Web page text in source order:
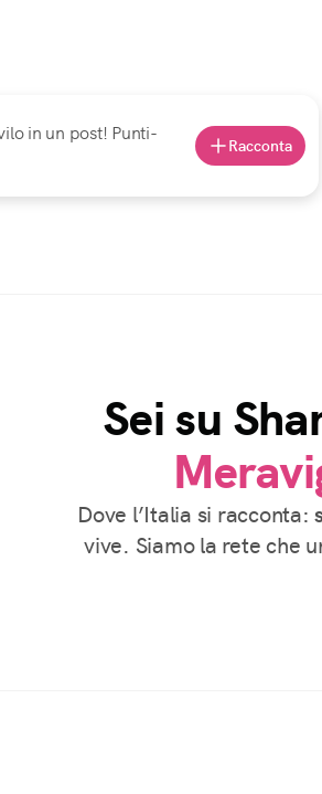
in un post! Punti-
Racconta
Sei su
Dove l’Italia si racconta:
vive. Siamo la rete che